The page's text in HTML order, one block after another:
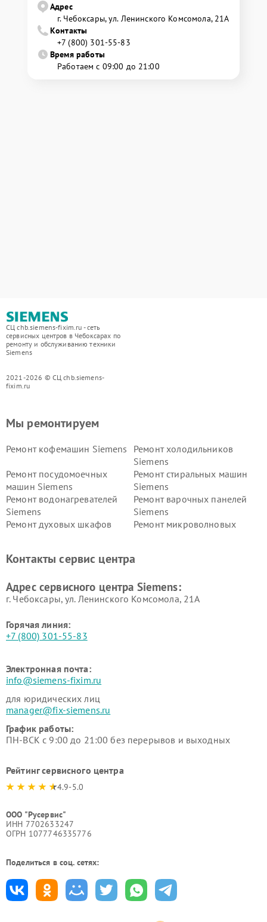
Адрес
г. Чебоксары, ул. Ленинского Комсомола, 21А
Контакты
+7 (800) 301-55-83
Время работы
Работаем с 09:00 до 21:00
СЦ chb.siemens-fixim.ru - сеть
сервисных центров в Чебоксарах по
ремонту и обслуживанию техники
Siemens
2021-2026 © СЦ chb.siemens-
fixim.ru
Мы ремонтируем
Ремонт кофемашин Siemens
Ремонт холодильников
Siemens
Ремонт посудомоечных
машин Siemens
Ремонт стиральных машин
Siemens
Ремонт водонагревателей
Siemens
Ремонт варочных панелей
Siemens
Ремонт духовых шкафов
Ремонт микроволновых
Siemens
Siemens
Siemens
Siemens
Контакты сервис центра
Адрес сервисного центра Siemens:
г. Чебоксары, ул. Ленинского Комсомола, 21А
Горячая линия:
+7 (800) 301-55-83
Электронная почта:
info@siemens-fixim.ru
для юридических лиц
manager@fix-siemens.ru
График работы:
ПН-ВСК с 9:00 до 21:00 без перерывов и выходных
Рейтинг сервисного центра
4.9-5.0
ООО "Русервис"
ИНН 7702633247
ОГРН 1077746335776
Поделиться в соц. сетях: